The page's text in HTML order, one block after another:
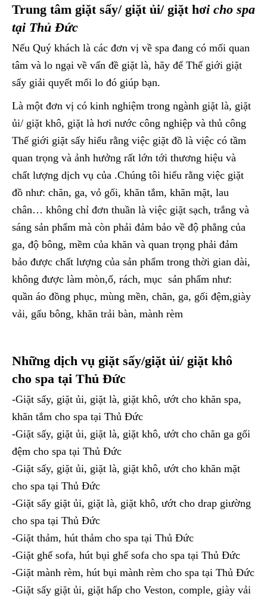
Trung tâm giặt sấy/ giặt ủi/ giặt hơi cho spa
tại Thủ Đức
Nếu Quý khách là các đơn vị về spa đang có mối quan
tâm và lo ngại về vấn đề giặt là, hãy để Thế giới giặt
sấy giải quyết mối lo đó giúp bạn.
Là một đơn vị có kinh nghiệm trong ngành giặt là, giặt
ủi/ giặt khô, giặt là hơi nước công nghiệp và thủ công
Thế giới giặt sấy hiểu rằng việc giặt đồ là việc có tầm
quan trọng và ảnh hưởng rất lớn tới thương hiệu và
chất lượng dịch vụ của .Chúng tôi hiểu rằng việc giặt
đồ như: chăn, ga, vỏ gối, khăn tắm, khăn mặt, lau
chân… không chỉ đơn thuần là việc giặt sạch, trắng và
sáng sản phẩm mà còn phải đảm bảo về độ phẳng của
ga, độ bông, mềm của khăn và quan trọng phải đảm
bảo được chất lượng của sản phẩm trong thời gian dài,
không được làm mòn,ố, rách, mục sản phẩm như:
quần áo đồng phục, mùng mền, chăn, ga, gối đệm,giày
vải, gấu bông, khăn trải bàn, mành rèm
Những dịch vụ giặt sấy/giặt ủi/ giặt khô
cho spa tại Thủ Đức
-Giặt sấy, giặt ủi, giặt là, giặt khô, ướt cho khăn spa,
khăn tắm cho spa tại Thủ Đức
-Giặt sấy, giặt ủi, giặt là, giặt khô, ướt cho chăn ga gối
đệm cho spa tại Thủ Đức
-Giặt sấy, giặt ủi, giặt là, giặt khô, ướt cho khăn mặt
cho spa tại Thủ Đức
-Giặt sấy giặt ủi, giặt là, giặt khô, ướt cho drap giường
cho spa tại Thủ Đức
-Giặt thảm, hút thảm cho spa tại Thủ Đức
-Giặt ghế sofa, hút bụi ghế sofa cho spa tại Thủ Đức
-Giặt mành rèm, hút bụi mành rèm cho spa tại Thủ Đức
-Giặt sấy giặt ủi, giặt hấp cho Veston, comple, giày vải